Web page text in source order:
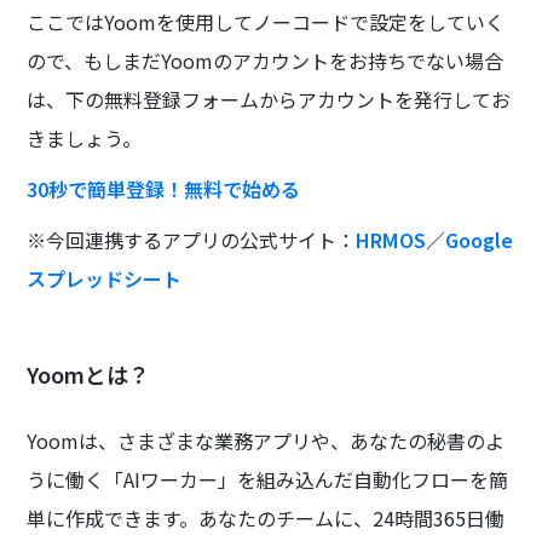
ここではYoomを使用してノーコードで設定をしていく
ので、もしまだYoomのアカウントをお持ちでない場合
は、下の無料登録フォームからアカウントを発行してお
きましょう。
30秒で簡単登録！無料で始める
※今回連携するアプリの公式サイト： HRMOS／Google
スプレッドシート
Yoomとは？
Yoomは、さまざまな業務アプリや、あなたの秘書のよ
うに働く「AIワーカー」を組み込んだ自動化フローを簡
単に作成できます。あなたのチームに、24時間365日働